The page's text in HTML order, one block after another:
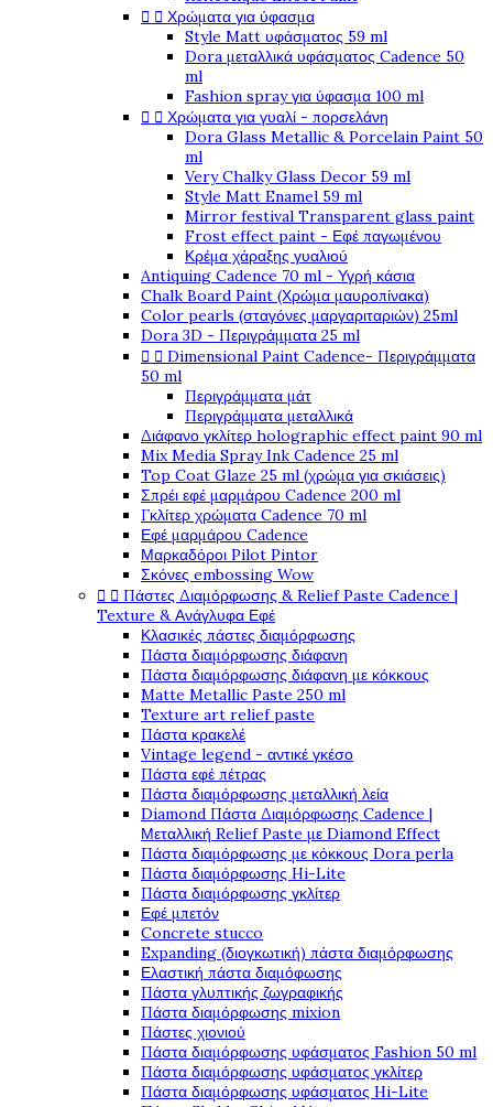
  Χρώματα για ύφασμα
Style Matt υφάσματος 59 ml
Dora μεταλλικά υφάσματος Cadence 50
ml
Fashion spray για ύφασμα 100 ml
  Χρώματα για γυαλί - πορσελάνη
Dora Glass Metallic & Porcelain Paint 50
ml
Very Chalky Glass Decor 59 ml
Style Matt Enamel 59 ml
Mirror festival Transparent glass paint
Frost effect paint - Εφέ παγωμένου
Κρέμα χάραξης γυαλιού
Antiquing Cadence 70 ml - Υγρή κάσια
Chalk Board Paint (Χρώμα μαυροπίνακα)
Color pearls (σταγόνες μαργαριταριών) 25ml
Dora 3D - Περιγράμματα 25 ml
  Dimensional Paint Cadence- Περιγράμματα
50 ml
Περιγράμματα μάτ
Περιγράμματα μεταλλικά
Διάφανο γκλίτερ holographic effect paint 90 ml
Mix Media Spray Ink Cadence 25 ml
Top Coat Glaze 25 ml (χρώμα για σκιάσεις)
Σπρέι εφέ μαρμάρου Cadence 200 ml
Γκλίτερ χρώματα Cadence 70 ml
Εφέ μαρμάρου Cadence
Μαρκαδόροι Pilot Pintor
Σκόνες embossing Wow
  Πάστες Διαμόρφωσης & Relief Paste Cadence |
Texture & Ανάγλυφα Εφέ
Κλασικές πάστες διαμόρφωσης
Πάστα διαμόρφωσης διάφανη
Πάστα διαμόρφωσης διάφανη με κόκκους
Matte Metallic Paste 250 ml
Texture art relief paste
Πάστα κρακελέ
Vintage legend - αντικέ γκέσο
Πάστα εφέ πέτρας
Πάστα διαμόρφωσης μεταλλική λεία
Diamond Πάστα Διαμόρφωσης Cadence |
Μεταλλική Relief Paste με Diamond Effect
Πάστα διαμόρφωσης με κόκκους Dora perla
Πάστα διαμόρφωσης Hi-Lite
Πάστα διαμόρφωσης γκλίτερ
Εφέ μπετόν
Concrete stucco
Expanding (διογκωτική) πάστα διαμόρφωσης
Ελαστική πάστα διαμόφωσης
Πάστα γλυπτικής ζωγραφικής
Πάστα διαμόρφωσης mixion
Πάστες χιονιού
Πάστα διαμόρφωσης υφάσματος Fashion 50 ml
Πάστα διαμόρφωσης υφάσματος γκλίτερ
Πάστα διαμόρφωσης υφάσματος Hi-Lite